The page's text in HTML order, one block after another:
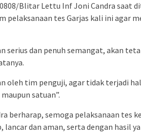
Blitar Lettu Inf Joni Candra saat
pelaksanaan tes Garjas kali ini agar
serius dan penuh semangat, akan
oleh tim penguji, agar tidak terjadi
satuan”.
berharap, semoga pelaksanaan tes
dan aman, serta dengan hasil